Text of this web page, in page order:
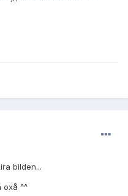
bilden...
oxå ^^